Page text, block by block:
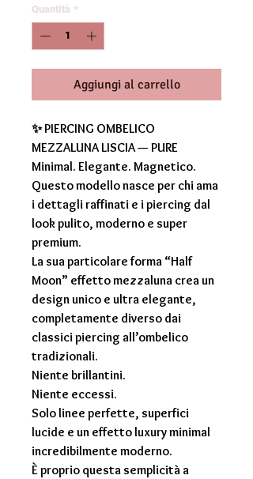
Quantità *
Aggiungi al carrello
✨ PIERCING OMBELICO
MEZZALUNA LISCIA — PURE
Minimal. Elegante. Magnetico.
Questo modello nasce per chi ama
i dettagli raffinati e i piercing dal
look pulito, moderno e super
premium.
La sua particolare forma “Half
Moon” effetto mezzaluna crea un
design unico e ultra elegante,
completamente diverso dai
classici piercing all’ombelico
tradizionali.
Niente brillantini.
Niente eccessi.
Solo linee perfette, superfici
lucide e un effetto luxury minimal
incredibilmente moderno.
È proprio questa semplicità a